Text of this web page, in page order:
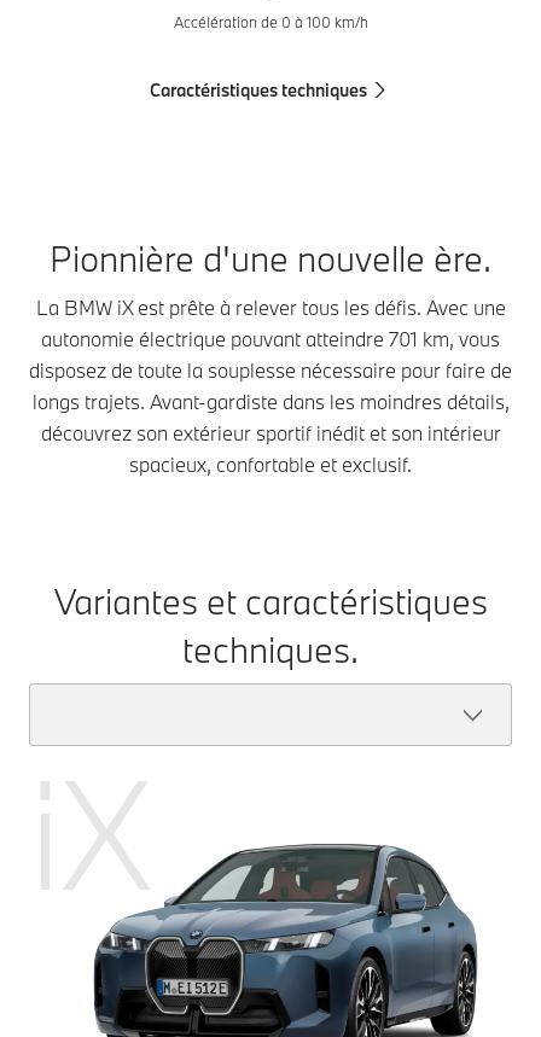
Accélération de 0 à 100 km/h
Caractéristiques techniques
Pionnière d'une nouvelle ère.
La BMW iX est prête à relever tous les défis. Avec une
autonomie électrique pouvant atteindre 701 km, vous
disposez de toute la souplesse nécessaire pour faire de
longs trajets. Avant-gardiste dans les moindres détails,
découvrez son extérieur sportif inédit et son intérieur
spacieux, confortable et exclusif.
Variantes et caractéristiques
techniques.
iX